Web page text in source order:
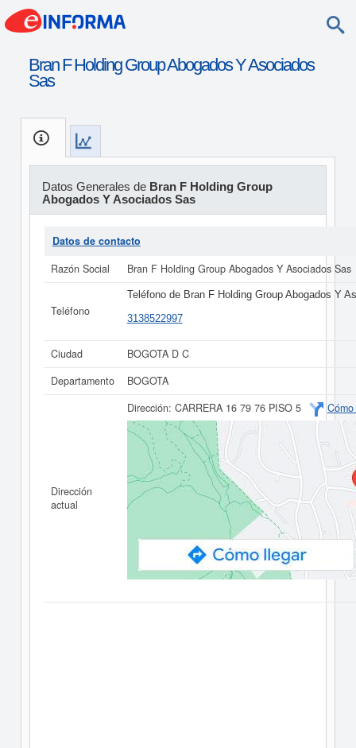
Bran F Holding Group Abogados Y Asociados
Sas
Datos Generales de Bran F Holding Group
Abogados Y Asociados Sas
Datos de contacto
Razón Social
Bran F Holding Group Abogados Y Asociados Sas
Teléfono
Teléfono de Bran F Holding Group Abogados Y
3138522997
Ciudad
BOGOTA D C
Departamento
BOGOTA
Dirección
actual
Dirección: CARRERA 16 79 76 PISO 5